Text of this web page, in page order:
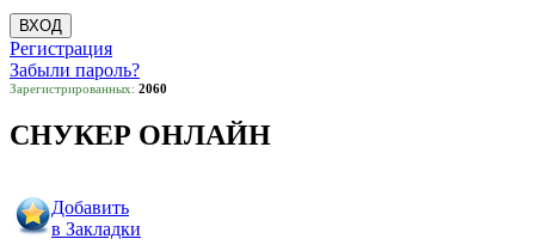
Регистрация
Забыли пароль?
Зарегистрированных: 2060
СНУКЕР ОНЛАЙН
Добавить
в Закладки